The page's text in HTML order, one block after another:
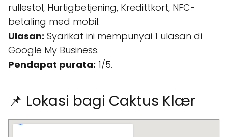
rullestol, Hurtigbetjening, Kredittkort, NFC-
betaling med mobil.
Ulasan: Syarikat ini mempunyai 1 ulasan di
Google My Business.
Pendapat purata: 1/5.
📌 Lokasi bagi Caktus Klær